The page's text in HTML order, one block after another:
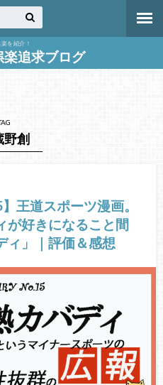
を紹介！
追求ブログ
野創
王道スポーツ漫画。
が好きになること間
ィ」｜評価＆感想